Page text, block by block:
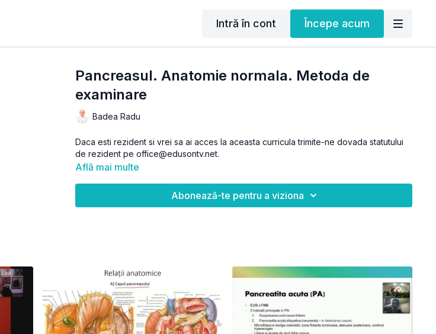
Intră în cont Începe acum
Pancreasul. Anatomie normala. Metoda de
examinare
Badea Radu
Daca esti rezident si vrei sa ai acces la aceasta curricula trimite-ne dovada statutului
de rezident pe office@edusontv.net.
Află mai multe
Abonează-te pentru a viziona